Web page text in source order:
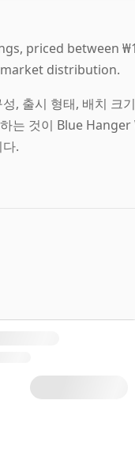
priced between
distribution.
, 출시 형태, 배치 크
는 것이 Blue
.